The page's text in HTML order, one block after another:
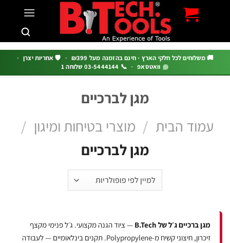
משלוחים לכל חלקי הארץ · חינם בהזמנה מעל ₪399 · 🛡️ אחריות יצרן ·
וואטסאפ · 📞 03-5444144 שלוחה 1
מגן לברכיים
הבית / מוצרי בטיחות ומיגון /
מגן לברכיים
מגן ברכיים ג׳ל של B.Tech
— ציוד הגנה מקצועי. ג׳ל פנימי מקצף
זיכרון, חיצוני קשיח מ-Polypropylene. תקנים בינלאומיים — לעבודה